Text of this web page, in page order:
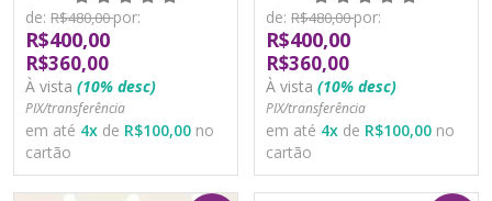
de: R$480,00por:
R$400,00
R$360,00
À vista (10% desc)
PIX/transferência
em até 4x de R$100,00 no
cartão
de: R$480,00por:
R$400,00
R$360,00
À vista (10% desc)
PIX/transferência
em até 4x de R$100,00 no
cartão